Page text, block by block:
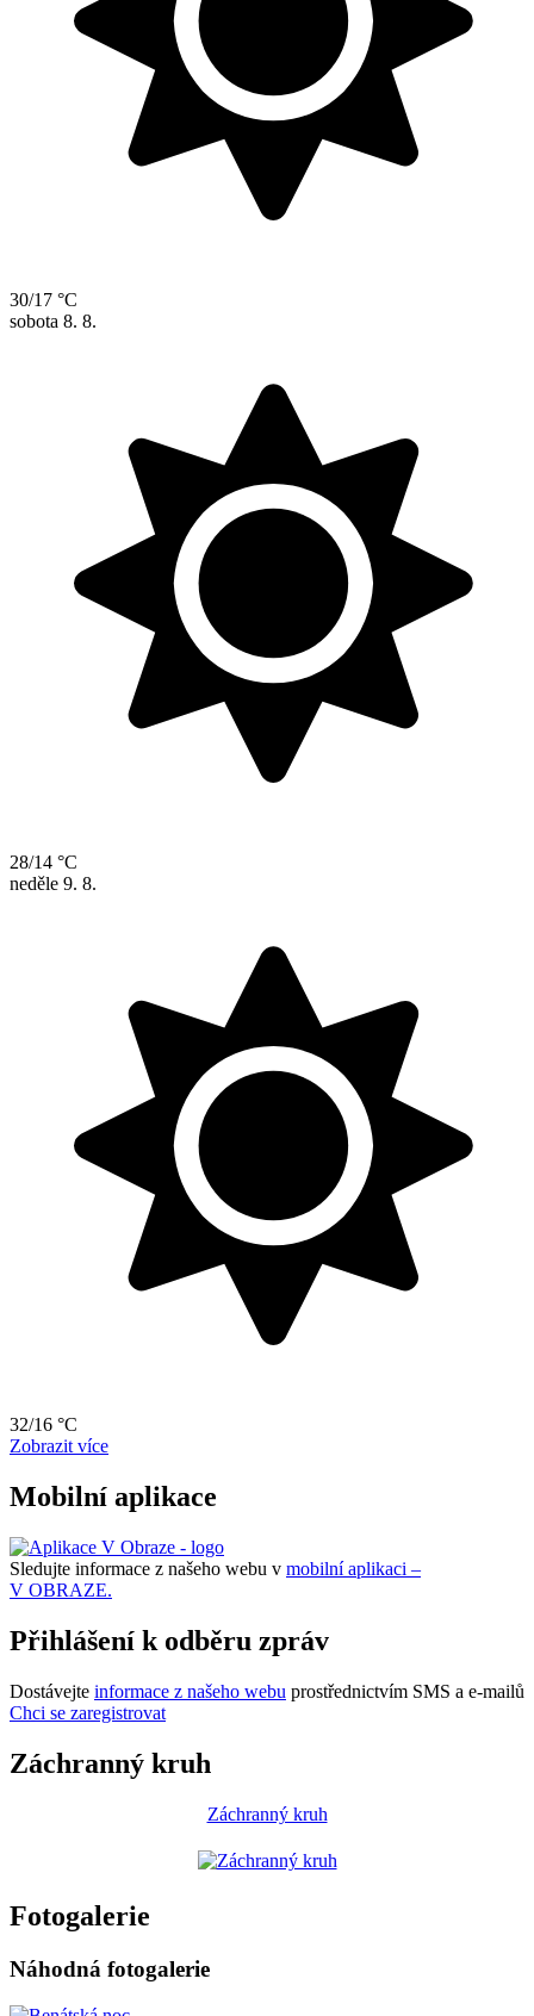
30/17 °C
sobota 8. 8.
28/14 °C
neděle 9. 8.
32/16 °C
Zobrazit více
Mobilní aplikace
Sledujte informace z našeho webu v mobilní aplikaci –
V OBRAZE.
Přihlášení k odběru zpráv
Dostávejte informace z našeho webu prostřednictvím SMS a e-mailů
Chci se zaregistrovat
Záchranný kruh
Záchranný kruh
Fotogalerie
Náhodná fotogalerie